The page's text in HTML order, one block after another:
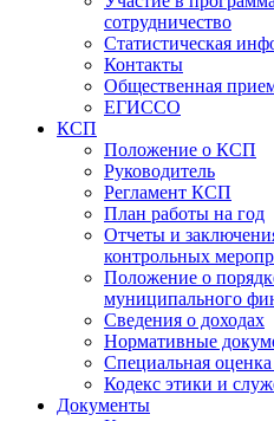
сотрудничество
Статистическая
Контакты
Общественная
ЕГИССО
КСП
Положение о КСП
Руководитель
Регламент КСП
План работы на год
Отчеты и
контрольных
Положение о
муниципального
Сведения о доходах
Нормативные
Специальная
Кодекс этики и
Документы